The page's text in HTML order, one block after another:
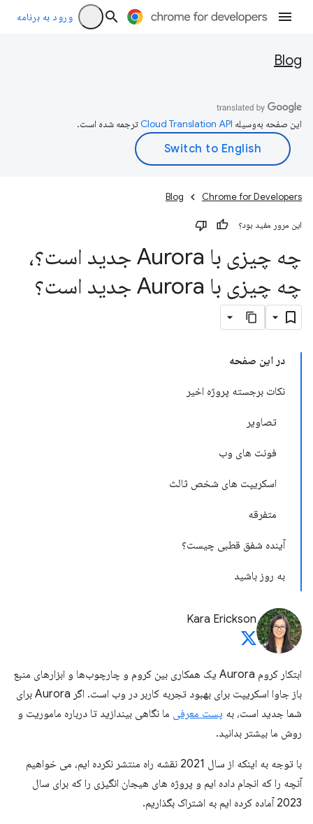
ورود به برنامه
Blog
این صفحه به‌وسیله ترجمه شده است.
Chrome for Developers
Blog
این مرور مفید بود؟
چه چیزی با Aurora جدید است؟،
چه چیزی با Aurora جدید است؟
در این صفحه
نکات برجسته پروژه اخیر
تصاویر
فونت های وب
اسکریپت های شخص ثالث
متفرقه
آینده شفق قطبی چیست؟
به روز باشید
Kara Erickson
ابتکار کروم Aurora یک همکاری بین کروم و چارچوب‌ها و ابزارهای منبع
باز جاوا اسکریپت برای بهبود تجربه کاربر در وب است. اگر Aurora برای
شما جدید است، به پست معرفی ما نگاهی بیندازید تا درباره ماموریت و
روش ما بیشتر بدانید.
با توجه به اینکه از سال 2021 نقشه راه منتشر نکرده ایم، می خواهیم
آنچه را که انجام داده ایم و پروژه های هیجان انگیزی را که برای سال
2023 آماده کرده ایم به اشتراک بگذاریم.